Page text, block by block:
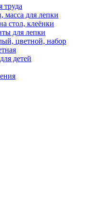
труда
масса для лепки
стол, клеёнки
для лепки
цветной, набор
детей